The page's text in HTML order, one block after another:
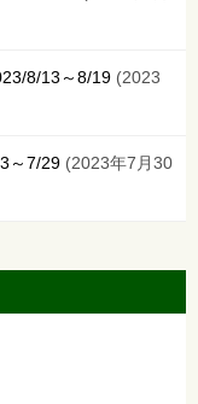
8/13～8/19
2023
～7/29
2023年7月30